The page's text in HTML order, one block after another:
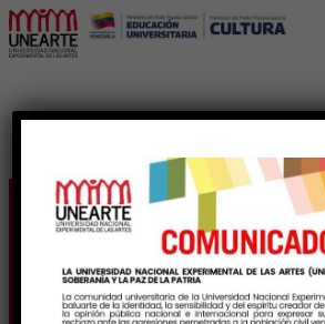
Cursos
AGOSTO –